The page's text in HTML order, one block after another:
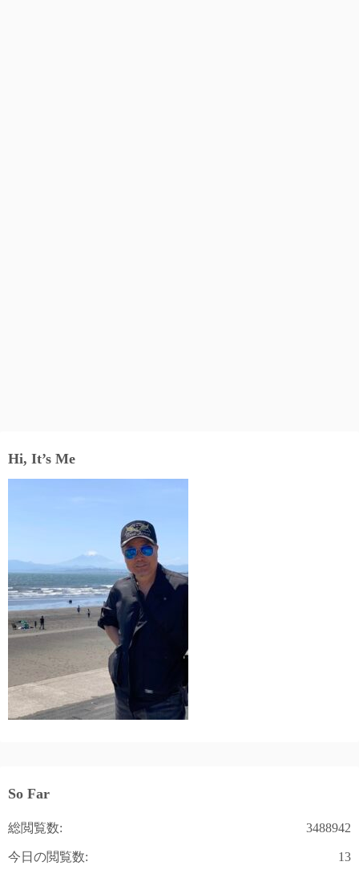
Hi, It’s Me
So Far
3488942
総閲覧数:
13
今日の閲覧数: